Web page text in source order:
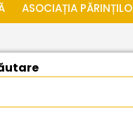
ASOCIAȚIA